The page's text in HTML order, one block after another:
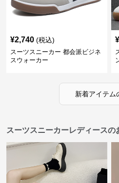
¥2,740 (税込)
スーツスニーカー 都会派ビジネ
スウォーカー
¥
新着アイテム
スーツスニーカーレディースの